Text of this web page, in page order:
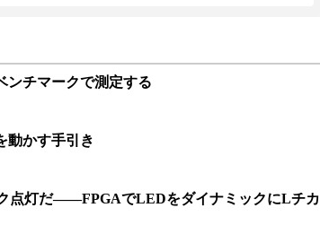
ンチマークで測定する
動かす手引き
点灯だ――FPGAでLEDをダイナミックにLチカ